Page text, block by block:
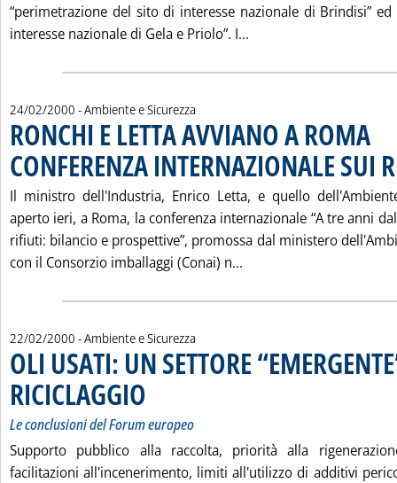
“perimetrazione del sito di interesse nazionale di Brindisi”
interesse nazionale di Gela e Priolo”. I...
24/02/2000 - Ambiente e Sicurezza
RONCHI E LETTA AVVIANO A ROMA
CONFERENZA INTERNAZIONALE SUI
Il ministro dell'Industria, Enrico Letta, e quello
aperto ieri, a Roma, la conferenza internazionale “A tre anni
rifiuti: bilancio e prospettive”, promossa dal ministero
con il Consorzio imballaggi (Conai) n...
22/02/2000 - Ambiente e Sicurezza
OLI USATI: UN SETTORE
RICICLAGGIO
Le conclusioni del Forum europeo
Supporto pubblico alla raccolta, priorità alla
facilitazioni all'incenerimento, limiti all'utilizzo di additivi